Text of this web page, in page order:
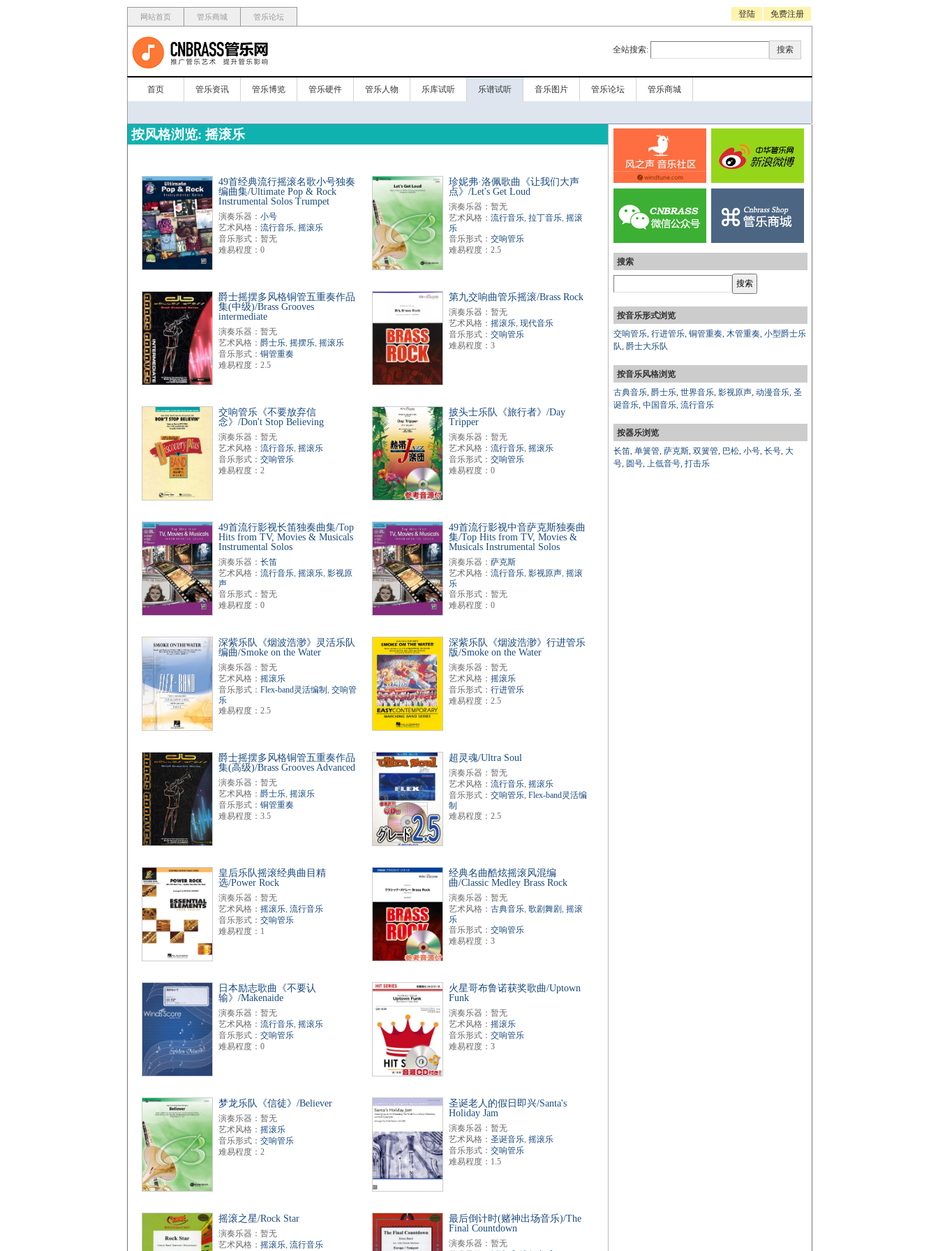
网站首页 管乐商城 管乐论坛 登陆 免费注册
全站搜索:
首页 管乐资讯 管乐博览 管乐硬件 管乐人物 乐库试听 乐谱试听 音乐图片 管乐论坛 管乐商城
按风格浏览: 摇滚乐
49首经典流行摇滚名歌小号独奏
编曲集/Ultimate Pop & Rock
Instrumental Solos Trumpet
演奏乐器： 小号
艺术风格： 流行音乐, 摇滚乐
音乐形式：暂无
难易程度：0
珍妮弗·洛佩歌曲《让我们大声
点》/Let's Get Loud
演奏乐器：暂无
艺术风格： 流行音乐, 拉丁音乐, 摇滚
乐
音乐形式： 交响管乐
难易程度：2.5
爵士摇摆多风格铜管五重奏作品
集(中级)/Brass Grooves
intermediate
演奏乐器：暂无
艺术风格： 爵士乐, 摇摆乐, 摇滚乐
音乐形式： 铜管重奏
难易程度：2.5
第九交响曲管乐摇滚/Brass Rock
演奏乐器：暂无
艺术风格： 摇滚乐, 现代音乐
音乐形式： 交响管乐
难易程度：3
交响管乐《不要放弃信
念》/Don't Stop Believing
演奏乐器：暂无
艺术风格： 流行音乐, 摇滚乐
音乐形式： 交响管乐
难易程度：2
披头士乐队《旅行者》/Day
Tripper
演奏乐器：暂无
艺术风格： 流行音乐, 摇滚乐
音乐形式： 交响管乐
难易程度：0
49首流行影视长笛独奏曲集/Top
Hits from TV, Movies & Musicals
Instrumental Solos
演奏乐器： 长笛
艺术风格： 流行音乐, 摇滚乐, 影视原
声
音乐形式：暂无
难易程度：0
49首流行影视中音萨克斯独奏曲
集/Top Hits from TV, Movies &
Musicals Instrumental Solos
演奏乐器： 萨克斯
艺术风格： 流行音乐, 影视原声, 摇滚
乐
音乐形式：暂无
难易程度：0
深紫乐队《烟波浩渺》灵活乐队
编曲/Smoke on the Water
演奏乐器：暂无
艺术风格： 摇滚乐
音乐形式： Flex-band灵活编制 , 交响管
乐
难易程度：2.5
深紫乐队《烟波浩渺》行进管乐
版/Smoke on the Water
演奏乐器：暂无
艺术风格： 摇滚乐
音乐形式： 行进管乐
难易程度：2.5
爵士摇摆多风格铜管五重奏作品
集(高级)/Brass Grooves Advanced
演奏乐器：暂无
艺术风格： 爵士乐, 摇滚乐
音乐形式： 铜管重奏
难易程度：3.5
超灵魂/Ultra Soul
演奏乐器：暂无
艺术风格： 流行音乐, 摇滚乐
音乐形式： 交响管乐, Flex-band灵活编
制
难易程度：2.5
皇后乐队摇滚经典曲目精
选/Power Rock
演奏乐器：暂无
艺术风格： 摇滚乐, 流行音乐
音乐形式： 交响管乐
难易程度：1
经典名曲酷炫摇滚风混编
曲/Classic Medley Brass Rock
演奏乐器：暂无
艺术风格： 古典音乐, 歌剧舞剧, 摇滚
乐
音乐形式： 交响管乐
难易程度：3
日本励志歌曲《不要认
输》/Makenaide
演奏乐器：暂无
艺术风格： 流行音乐, 摇滚乐
音乐形式： 交响管乐
难易程度：0
火星哥布鲁诺获奖歌曲/Uptown
Funk
演奏乐器：暂无
艺术风格： 摇滚乐
音乐形式： 交响管乐
难易程度：3
梦龙乐队《信徒》/Believer
演奏乐器：暂无
艺术风格： 摇滚乐
音乐形式： 交响管乐
难易程度：2
圣诞老人的假日即兴/Santa's
Holiday Jam
演奏乐器：暂无
艺术风格： 圣诞音乐, 摇滚乐
音乐形式： 交响管乐
难易程度：1.5
摇滚之星/Rock Star
演奏乐器：暂无
艺术风格： 摇滚乐, 流行音乐
最后倒计时(赌神出场音乐)/The
Final Countdown
演奏乐器：暂无
搜索
按音乐形式浏览
交响管乐, 行进管乐, 铜管重奏, 木管重奏, 小型爵士乐
队, 爵士大乐队
按音乐风格浏览
古典音乐, 爵士乐, 世界音乐, 影视原声, 动漫音乐, 圣
诞音乐, 中国音乐, 流行音乐
按器乐浏览
长笛, 单簧管, 萨克斯, 双簧管, 巴松, 小号, 长号, 大
号, 圆号, 上低音号, 打击乐